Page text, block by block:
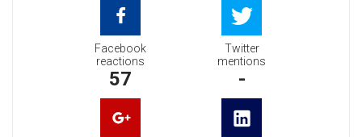
Facebook
reactions
57
Twitter
mentions
-